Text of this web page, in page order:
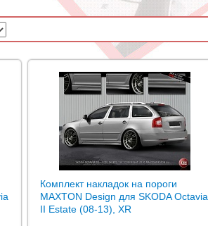
Комплект накладок на пороги
MAXTON Design для SKODA Octavia
II Estate (08-13), XR